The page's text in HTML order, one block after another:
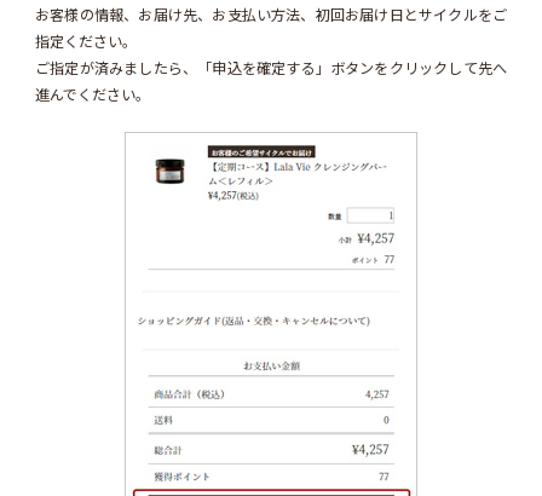
お客様の情報、お届け先、お支払い方法、初回お届け日とサイクルをご
指定ください。
ご指定が済みましたら、「申込を確定する」ボタンをクリックして先へ
進んでください。